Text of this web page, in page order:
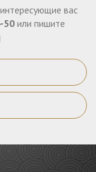
вас
50 или пишите